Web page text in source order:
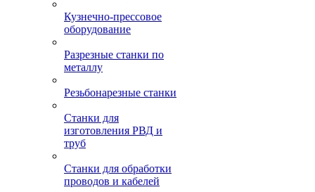
Кузнечно-прессовое
оборудование
Разрезные станки по
металлу
Резьбонарезные станки
Станки для
изготовления РВД и
труб
Станки для обработки
проводов и кабелей